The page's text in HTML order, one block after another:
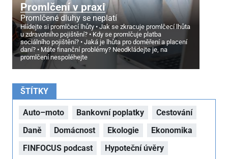
Promlčení v praxi
Promlčené dluhy se neplatí
Hlídejte si promlčecí lhůty
Jak se zkracuje promlčecí lhůta
u zdravotního pojištění?
Kdy se promlčuje platba
sociálního pojištění?
Jaká je lhůta pro doměření a placení
daní?
Máte finanční problémy? Neodkládejte je, na
promlčení nespoléhejte
ŠTÍTKY
Auto–moto Bankovní poplatky
Cestování
Daně
Domácnost Ekologie
Ekonomika
FINFOCUS podcast
Hypoteční úvěry